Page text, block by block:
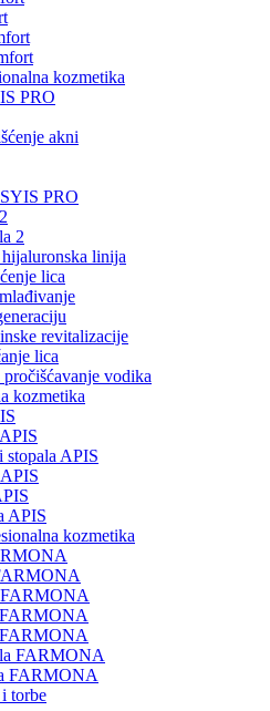
kozmetika
PRO
akni
PRO
2
linija
lica
revitalizacije
lica
vodika
kozmetika
stopala APIS
APIS
kozmetika
FARMONA
FARMONA
torbe